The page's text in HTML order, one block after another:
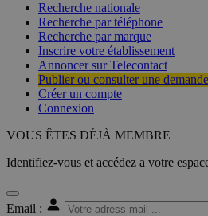
Recherche nationale
Recherche par téléphone
Recherche par marque
Inscrire votre établissement
Annoncer sur Telecontact
Publier ou consulter une
Créer un compte
Connexion
VOUS ÊTES DÉJÀ MEMBRE
Identifiez-vous et accédez a votre
Email :